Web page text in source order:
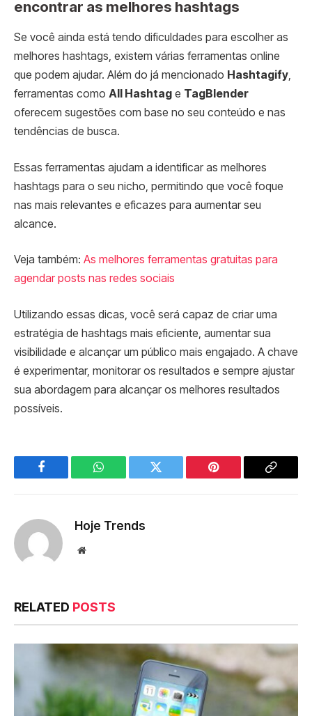
encontrar as melhores hashtags
Se você ainda está tendo dificuldades para escolher as
melhores hashtags, existem várias ferramentas online
que podem ajudar. Além do já mencionado Hashtagify,
ferramentas como All Hashtag e TagBlender
oferecem sugestões com base no seu conteúdo e nas
tendências de busca.
Essas ferramentas ajudam a identificar as melhores
hashtags para o seu nicho, permitindo que você foque
nas mais relevantes e eficazes para aumentar seu
alcance.
Veja também: As melhores ferramentas gratuitas para
agendar posts nas redes sociais
Utilizando essas dicas, você será capaz de criar uma
estratégia de hashtags mais eficiente, aumentar sua
visibilidade e alcançar um público mais engajado. A chave
é experimentar, monitorar os resultados e sempre ajustar
sua abordagem para alcançar os melhores resultados
possíveis.
Facebook WhatsApp Twitter Pinterest
Copy
Hoje Trends
Website
RELATED POSTS